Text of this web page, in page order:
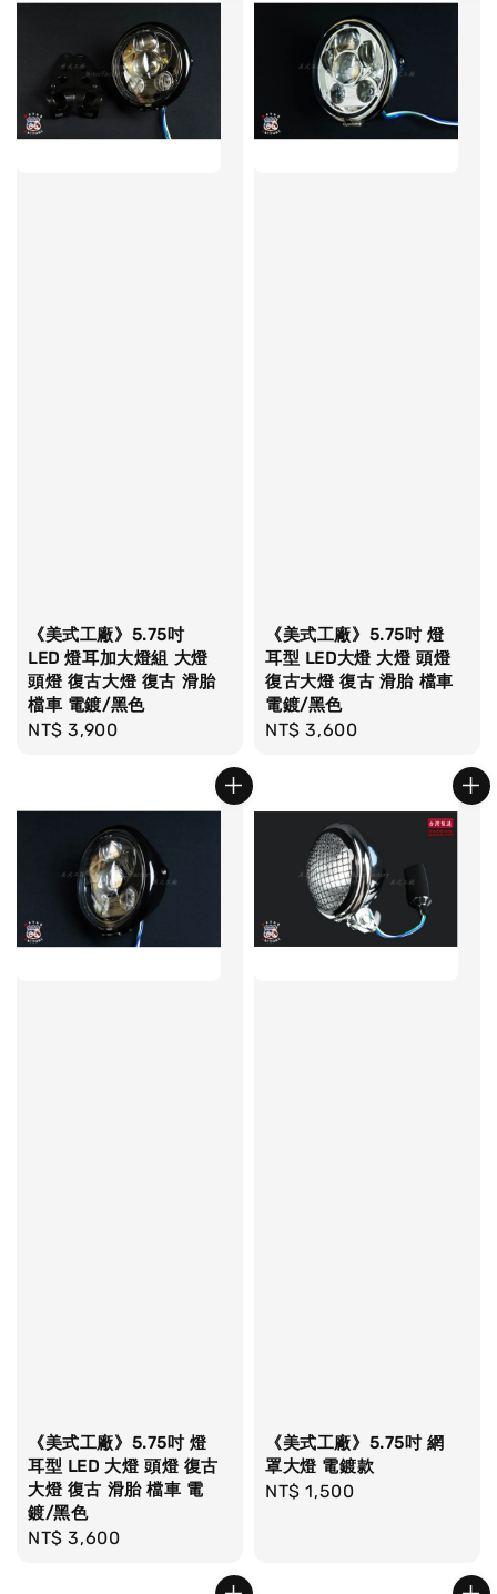
《美式工廠》5.75吋
LED 燈耳加大燈組 大燈
頭燈 復古大燈 復古 滑胎
檔車 電鍍/黑色
Regular
NT$ 3,900
《美式工廠》5.75吋 燈
耳型 LED大燈 大燈 頭燈
復古大燈 復古 滑胎 檔車
電鍍/黑色
Regular
NT$ 3,600
《美式工廠》5.75吋 燈
耳型 LED 大燈 頭燈 復古
大燈 復古 滑胎 檔車 電
鍍/黑色
Regular
NT$ 3,600
《美式工廠》5.75吋 網
罩大燈 電鍍款
Regular
NT$ 1,500